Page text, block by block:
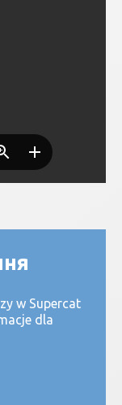
w Supercat
dla